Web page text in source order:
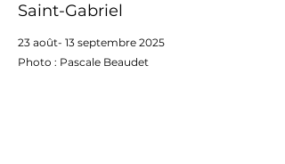
Saint-Gabriel
23 août- 13 septembre 2025
Photo : Pascale Beaudet